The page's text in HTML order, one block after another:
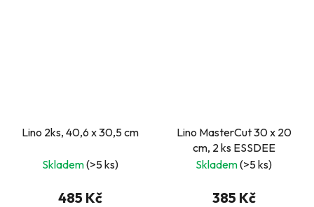
Lino 2ks, 40,6 x 30,5 cm
Skladem(>5 ks)
485 Kč
Lino MasterCut 30 x 20
cm, 2 ks ESSDEE
Skladem(>5 ks)
385 Kč